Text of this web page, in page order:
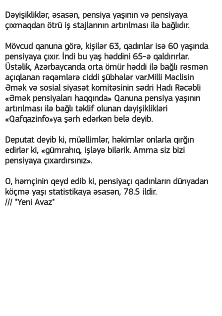
Dəyişikliklər, əsasən, pensiya yaşının və pensiyaya
çıxmaqdan ötrü iş stajlarının artırılması ilə bağlıdır.
Mövcud qanuna görə, kişilər 63, qadınlar isə 60 yaşında
pensiyaya çıxır. İndi bu yaş həddini 65-ə qaldırırlar.
Üstəlik, Azərbaycanda orta ömür həddi ilə bağlı rəsmən
açıqlanan rəqəmlərə ciddi şübhələr var.Milli Məclisin
Əmək və sosial siyasət komitəsinin sədri Hadı Rəcəbli
«Əmək pensiyaları haqqında» Qanuna pensiya yaşının
artırılması ilə bağlı təklif olunan dəyişiklikləri
«Qafqazinfo»ya şərh edərkən belə deyib.
Deputat deyib ki, müəllimlər, həkimlər onlarla qırğın
edirlər ki, «gümrahıq, işləyə bilərik. Amma siz bizi
pensiyaya çıxardırsınız».
O, həmçinin qeyd edib ki, pensiyaçı qadınların dünyadan
köçmə yaşı statistikaya əsasən, 78.5 ildir.
/// "Yeni Avaz"